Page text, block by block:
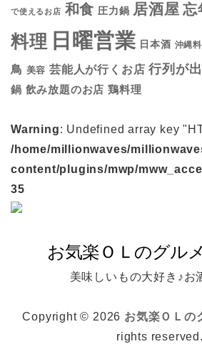
で使えるお店 和食 圧力鍋 居酒屋 忘
料理 日曜営業 日本酒 沖縄
鳥 美容 芸能人が行くお店 行列が
鍋 飲み放題のお店 鶏料理
Warning: Undefined array key
/home/millionwaves/
content/plugins/mwp/
35
美味しいもの大好き♪お
Copyright © 2026 お気楽ＯＬの
rights reserved.